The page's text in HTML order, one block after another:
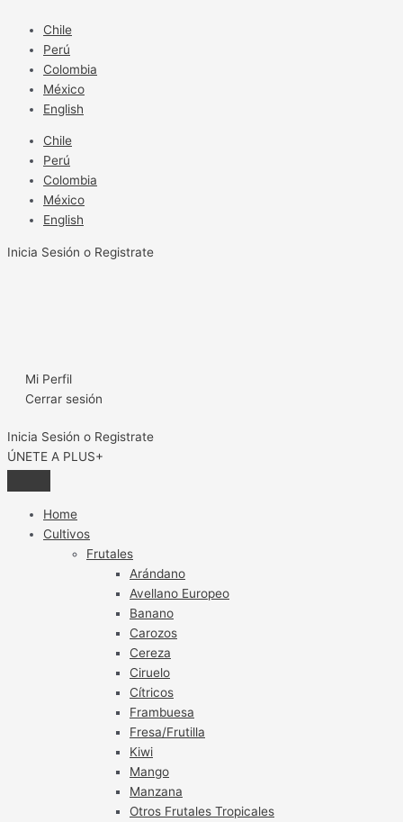
contenido
Chile
Perú
Colombia
México
English
Chile
Perú
Colombia
México
English
Inicia Sesión o Registrate
Mi Perfil
Cerrar sesión
Inicia Sesión o Registrate
ÚNETE A PLUS+
Home
Cultivos
Frutales
Arándano
Avellano Europeo
Banano
Carozos
Cereza
Ciruelo
Cítricos
Frambuesa
Fresa/Frutilla
Kiwi
Mango
Manzana
Otros Frutales Tropicales